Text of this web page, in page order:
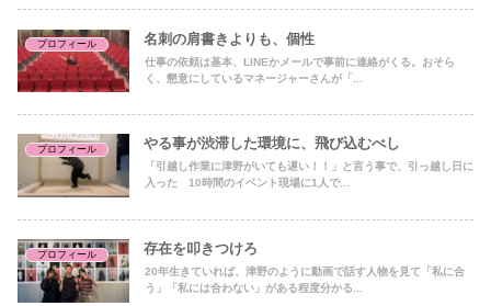
プロフィール 名刺の肩書きよりも、個性
仕事の依頼は基本、LINEかメールで事前に連絡がくる。おそら
く、懇意にしているマネージャーさんが「...
プロフィール やる事が渋滞した環境に、飛び込むべし
「引越し作業に津野がいても遅い！！」と言う事で、引っ越し日に
入った 10時間のイベント現場に1人で...
プロフィール 存在を叩きつけろ
20年生きていれば、津野のように動画で話す人物を見て「私に合
う」「私には合わない」がある程度分かる...